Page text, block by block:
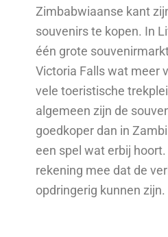
Zimbabwiaanse kant
souvenirs te kopen. In
één grote
Victoria Falls wat meer
vele toeristische
algemeen zijn de
goedkoper dan in
een spel wat erbij hoort.
rekening mee dat de
opdringerig kunnen zijn.